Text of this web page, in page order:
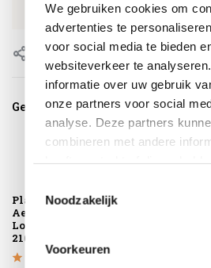
We gebruiken cookies om
advertenties te
voor social media te bieden
websiteverkeer te
informatie over uw gebruik
onze partners voor social
analyse. Deze partners
combineren met andere
Noodzakelijk
Voorkeuren
EAN
Delen
Gerelateerde producten
Platinum
AeroCover
Loungebedhoes
210x75xH40